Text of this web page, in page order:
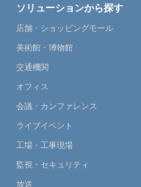
ソリューションから探す
店舗・ショッピングモール
美術館・博物館
交通機関
オフィス
会議・カンファレンス
ライブイベント
工場・工事現場
監視・セキュリティ
放送